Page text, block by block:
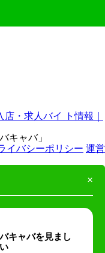
・求人バイ ト情報｜
キャバ」
イバシーポリシー 運営
×
キャバを見まし